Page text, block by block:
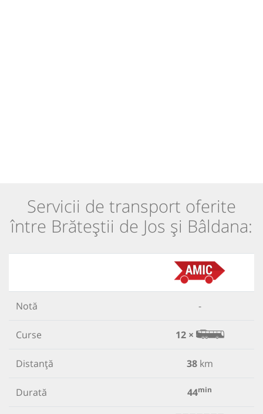
Servicii de transport oferite
între Brăteștii de Jos și Bâldana:
Notă -
Curse 12 ×
Distanță 38km
Durată 44min